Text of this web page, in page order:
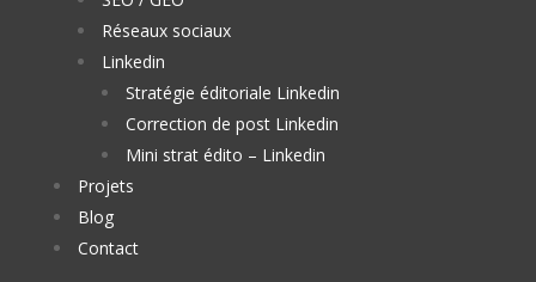
Réseaux sociaux
Linkedin
Stratégie éditoriale Linkedin
Correction de post Linkedin
Mini strat édito – Linkedin
Projets
Blog
Contact